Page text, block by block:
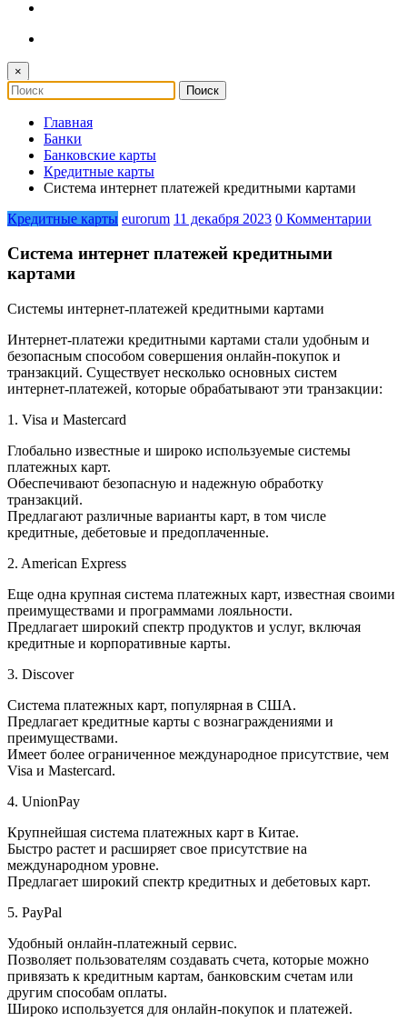
×
Главная
Банки
Банковские карты
Кредитные карты
Система интернет платежей кредитными картами
Кредитные карты eurorum 11 декабря 2023 0 Комментарии
Система интернет платежей кредитными
картами
Системы интернет-платежей кредитными картами
Интернет-платежи кредитными картами стали удобным и
безопасным способом совершения онлайн-покупок и
транзакций. Существует несколько основных систем
интернет-платежей, которые обрабатывают эти транзакции:
1. Visa и Mastercard
Глобально известные и широко используемые системы
платежных карт.
Обеспечивают безопасную и надежную обработку
транзакций.
Предлагают различные варианты карт, в том числе
кредитные, дебетовые и предоплаченные.
2. American Express
Еще одна крупная система платежных карт, известная своими
преимуществами и программами лояльности.
Предлагает широкий спектр продуктов и услуг, включая
кредитные и корпоративные карты.
3. Discover
Система платежных карт, популярная в США.
Предлагает кредитные карты с вознаграждениями и
преимуществами.
Имеет более ограниченное международное присутствие, чем
Visa и Mastercard.
4. UnionPay
Крупнейшая система платежных карт в Китае.
Быстро растет и расширяет свое присутствие на
международном уровне.
Предлагает широкий спектр кредитных и дебетовых карт.
5. PayPal
Удобный онлайн-платежный сервис.
Позволяет пользователям создавать счета, которые можно
привязать к кредитным картам, банковским счетам или
другим способам оплаты.
Широко используется для онлайн-покупок и платежей.